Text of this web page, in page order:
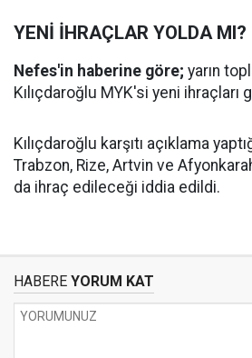
YENİ İHRAÇLAR YOLDA MI?
Nefes'in haberine göre; yarın
Kılıçdaroğlu MYK'si yeni ihraçları
Kılıçdaroğlu karşıtı açıklama
Trabzon, Rize, Artvin ve
da ihraç edileceği iddia edildi.
HABERE YORUM KAT